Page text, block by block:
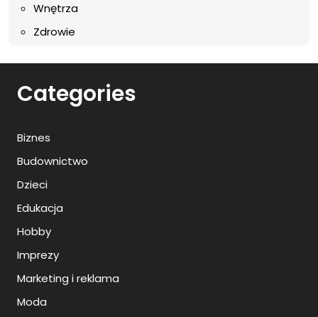
Wnętrza
Zdrowie
Categories
Biznes
Budownictwo
Dzieci
Edukacja
Hobby
Imprezy
Marketing i reklama
Moda